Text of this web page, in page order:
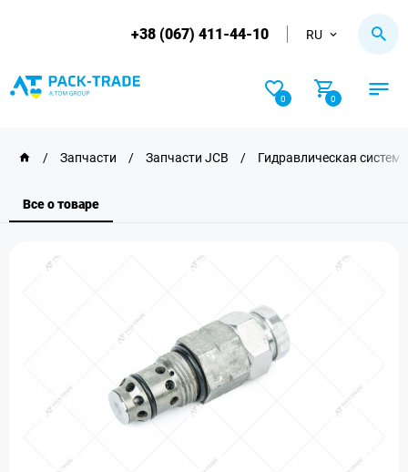
+38 (067) 411-44-10 RU
0 0
/ Запчасти / Запчасти JCB / Гидравлическая система
Все о товаре